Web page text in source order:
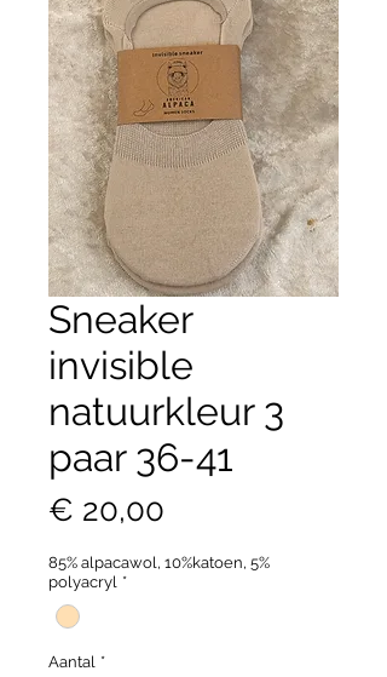
Sneaker
invisible
natuurkleur 3
paar 36-41
€ 20,00
85% alpacawol, 10%katoen, 5%
polyacryl *
Aantal *